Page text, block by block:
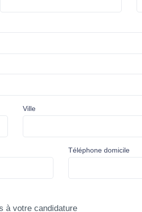
Ville
Téléphone domicile
à votre candidature